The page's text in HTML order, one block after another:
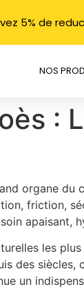
5% de
NOS
:
organe du
friction,
apaisant,
les
des siècles,
un